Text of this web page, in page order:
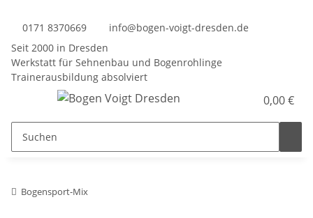
0171 8370669
info@bogen-voigt-dresden.de
Seit 2000 in Dresden
Werkstatt für Sehnenbau und Bogenrohlinge
Trainerausbildung absolviert
0,00 €
Bogensport-Mix